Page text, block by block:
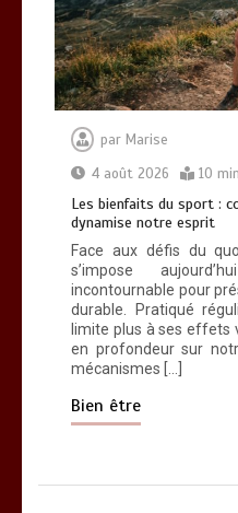
par Marise
4 août 2026
10
Les bienfaits du sport :
dynamise notre esprit
Face aux défis du
s’impose
incontournable pour
durable. Pratiqué
limite plus à ses effets
en profondeur sur
mécanismes […]
Bien être